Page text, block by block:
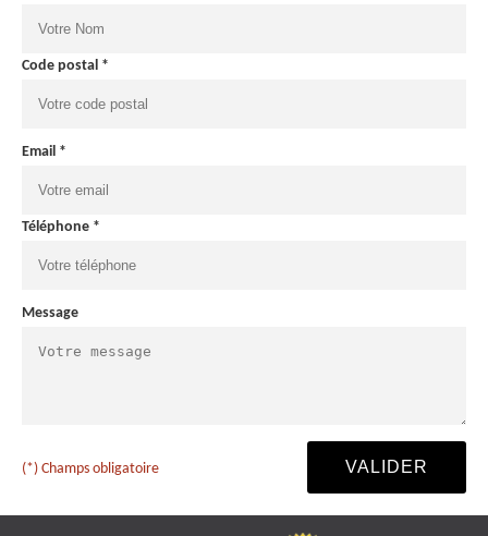
Code postal *
Email *
Téléphone *
Message
(*) Champs obligatoire